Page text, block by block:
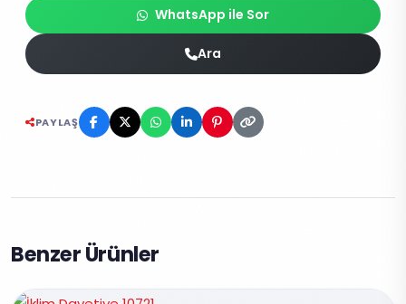
WhatsApp ile Sor
Ara
PAYLAŞ
Benzer Ürünler